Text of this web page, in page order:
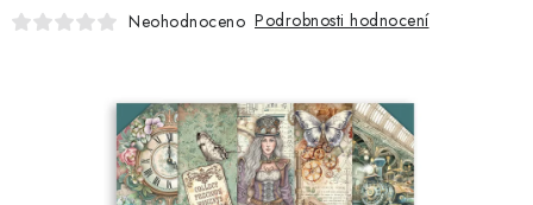
FOTORECENZE
MOJE OBJEDNÁVKA
Neohodnoceno Podrobnosti hodnocení